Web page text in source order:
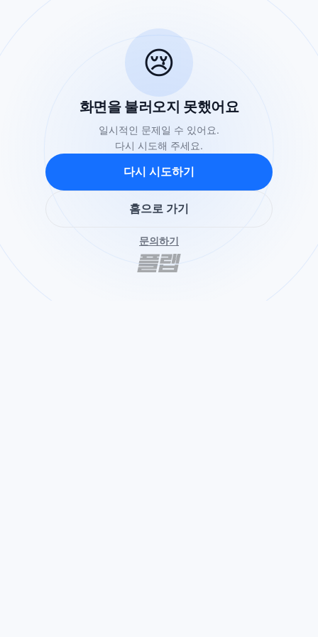
😢
화면을 불러오지 못했어요
일시적인 문제일 수 있어요.
다시 시도해 주세요.
다시 시도하기
홈으로 가기
문의하기